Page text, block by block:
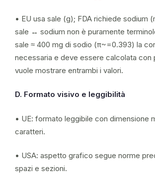
• EU usa sale (g); FDA richiede sodium
sale ↔ sodium non è puramente
sale ≈ 400 mg di sodio (π~=0.393) la
necessaria e deve essere calcolata con
vuole mostrare entrambi i valori.
D. Formato visivo e leggibilità
• UE: formato leggibile con dimensione
caratteri.
• USA: aspetto grafico segue norme
spazi e sezioni.